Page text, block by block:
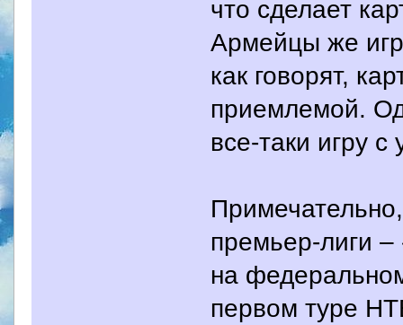
что сделает
Армейцы же
как говорят,
приемлемой.
все-таки игру
премьер-лиги
на
первом туре